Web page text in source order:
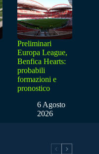
Preliminari
Europa League,
Benfica Hearts:
probabili
formazioni e
pronostico
6 Agosto
2026